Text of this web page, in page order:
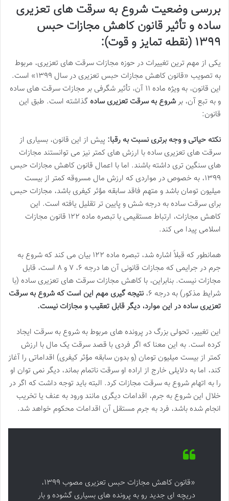
بررسی وضعیت شروع به سرقت های تعزیری
ساده و تأثیر قانون کاهش مجازات حبس
۱۳۹۹ (نقطه تمایز و قوت):
یکی از مهم ترین تغییرات در حوزه مجازات سرقت های تعزیری، مربوط
به تصویب «قانون کاهش مجازات حبس تعزیری در سال ۱۳۹۹» است.
این قانون، به ویژه ماده ۱۱ آن، تأثیر شگرفی بر مجازات سرقت های ساده
و به تبع آن، برشروع به سرقت تعزیری ساده گذاشته است. طبق این
قانون:
نکته حیاتی و وجه برتری نسبت به رقبا: پیش از این قانون، بسیاری از
سرقت های تعزیری ساده با ارزش های کمتر نیز می توانستند مجازات
های سنگین تری داشته باشند. اما با اعمال قانون کاهش مجازات حبس
۱۳۹۹، به خصوص در مواردی که ارزش مال مسروقه کمتر از بیست
میلیون تومان باشد و متهم فاقد سابقه مؤثر کیفری باشد، مجازات حبس
برای سرقت ساده به درجه شش و پایین تر تقلیل یافته است. این
کاهش مجازات، ارتباط مستقیمی با تبصره ماده ۱۲۲ قانون مجازات
اسلامی پیدا می کند.
همانطور که قبلاً اشاره شد، تبصره ماده ۱۲۲ بیان می کند که شروع به
جرم در جرایمی که مجازات قانونی آن ها درجه ۶، ۷ و ۸ است، قابل
مجازات نیست. بنابراین، با کاهش مجازات سرقت های تعزیری ساده (با
شرایط مذکور) به درجه ۶،
نتیجه گیری مهم این است که شروع به سرقت
تعزیری ساده در این موارد، دیگر قابل تعقیب و مجازات نیست.
این تغییر، تحولی بزرگ در پرونده های مربوط به شروع به سرقت ایجاد
کرده است. به این معنا که اگر فردی با قصد سرقت یک مال با ارزش
کمتر از بیست میلیون تومان (و بدون سابقه مؤثر کیفری) اقداماتی را آغاز
کند، اما به دلایلی خارج از اراده او سرقت ناتمام بماند، دیگر نمی توان او
را به اتهام شروع به سرقت مجازات کرد. البته باید توجه داشت که اگر در
خلال این شروع به جرم، اقدامات دیگری مانند ورود به عنف یا تخریب
انجام شده باشد، فرد به جرم مستقل آن اقدامات محکوم خواهد شد.
«قانون کاهش مجازات حبس تعزیری مصوب ۱۳۹۹،
دریچه ای جدید رو به پرونده های بسیاری گشوده و بار